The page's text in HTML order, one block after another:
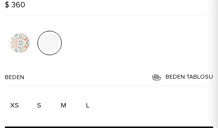
$ 360
BEDEN BEDEN TABLOSU
XS S M L